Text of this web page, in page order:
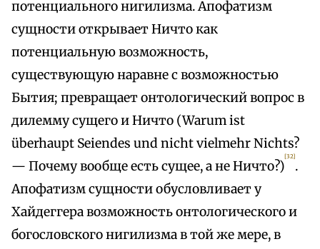
потенциального нигилизма. Апофатизм
сущности открывает Ничто как
потенциальную возможность,
существующую наравне с возможностью
Бытия; превращает онтологический вопрос в
дилемму сущего и Ничто (Warum ist
überhaupt Seiendes und nicht vielmehr Nichts?
— Почему вообще есть сущее, а не Ничто?)
[32]
.
Апофатизм сущности обусловливает у
Хайдеггера возможность онтологического и
богословского нигилизма в той же мере, в